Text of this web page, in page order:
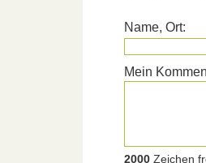
Name, Ort:
Mein
2000 Zeichen